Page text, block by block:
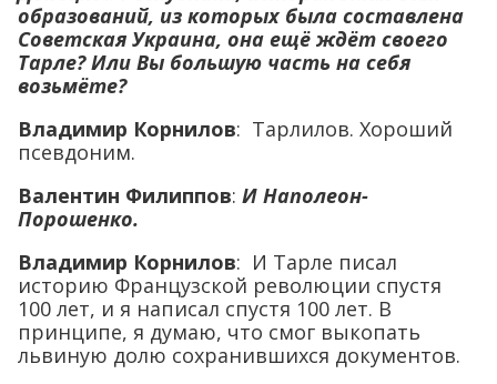
образований, из которых была составлена
Советская Украина, она ещё ждёт своего
Тарле? Или Вы большую часть на себя
возьмёте?
Владимир Корнилов: Тарлилов. Хороший
псевдоним.
Валентин Филиппов: И Наполеон-
Порошенко.
Владимир Корнилов: И Тарле писал
историю Французской революции спустя
100 лет, и я написал спустя 100 лет. В
принципе, я думаю, что смог выкопать
львиную долю сохранившихся документов.